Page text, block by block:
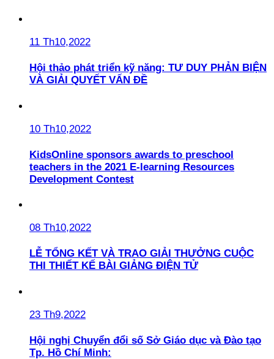
11 Th10,2022
Hội thảo phát triển kỹ năng: TƯ DUY PHẢN BIỆN
VÀ GIẢI QUYẾT VẤN ĐỀ
10 Th10,2022
KidsOnline sponsors awards to preschool
teachers in the 2021 E-learning Resources
Development Contest
08 Th10,2022
LỄ TỔNG KẾT VÀ TRAO GIẢI THƯỞNG CUỘC
THI THIẾT KẾ BÀI GIẢNG ĐIỆN TỬ
23 Th9,2022
Hội nghị Chuyển đổi số Sở Giáo dục và Đào tạo
Tp. Hồ Chí Minh: